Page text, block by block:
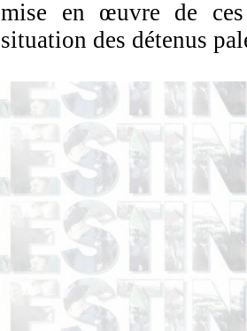
mise en œuvre de
situation des détenus